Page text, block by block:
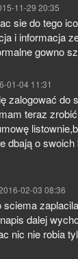
11-29 20:35
sie do tego
i informacja
gowno
01-04 11:31
zalogować do
teraz
dbają o
02-03 08:36
sciema
dalej
nic nie robia